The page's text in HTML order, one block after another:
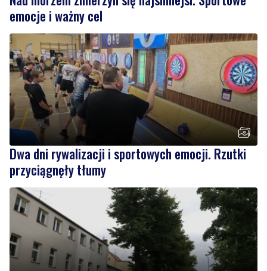
emocje i ważny cel
Dwa dni rywalizacji i sportowych emocji. Rzutki
przyciągnęły tłumy